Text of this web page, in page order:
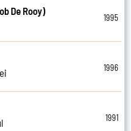
De Rooy)
1995
1996
1991